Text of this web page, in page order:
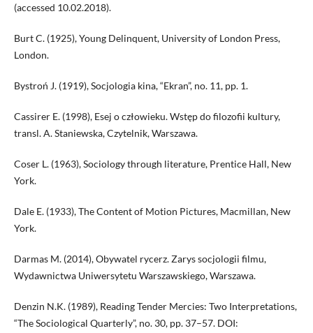
(accessed 10.02.2018).
Burt C. (1925), Young Delinquent, University of London Press,
London.
Bystroń J. (1919), Socjologia kina, “Ekran”, no. 11, pp. 1.
Cassirer E. (1998), Esej o człowieku. Wstęp do filozofii kultury,
transl. A. Staniewska, Czytelnik, Warszawa.
Coser L. (1963), Sociology through literature, Prentice Hall, New
York.
Dale E. (1933), The Content of Motion Pictures, Macmillan, New
York.
Darmas M. (2014), Obywatel rycerz. Zarys socjologii filmu,
Wydawnictwa Uniwersytetu Warszawskiego, Warszawa.
Denzin N.K. (1989), Reading Tender Mercies: Two Interpretations,
“The Sociological Quarterly”, no. 30, pp. 37–57. DOI: